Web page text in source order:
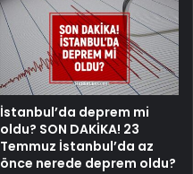
İstanbul’da deprem mi
oldu? SON DAKİKA! 23
Temmuz İstanbul’da az
önce nerede deprem oldu?